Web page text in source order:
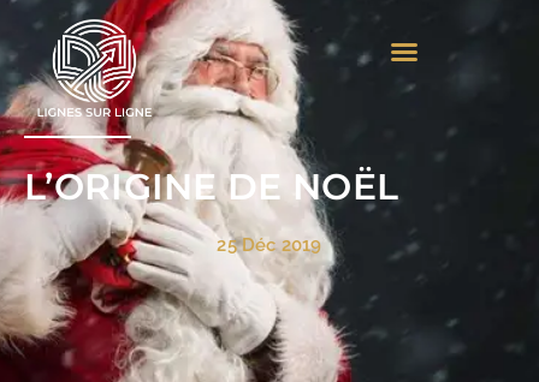
au
contenu
L’ORIGINE DE NOËL
25 Déc 2019